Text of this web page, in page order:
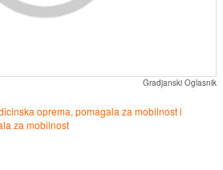
Gradjanski Oglasnik
oprema, pomagala za mobilnost i
za mobilnost